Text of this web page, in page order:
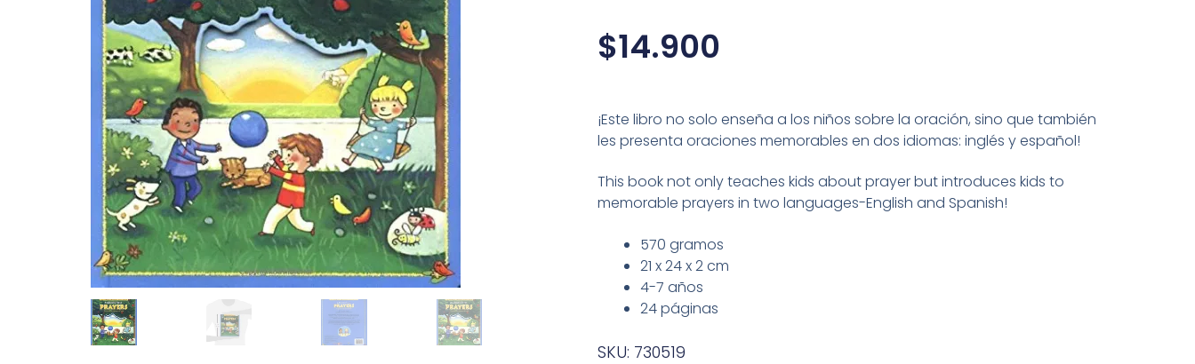
$14.900
¡Este libro no solo enseña a los niños sobre la oración, sino que también
les presenta oraciones memorables en dos idiomas: inglés y español!
This book not only teaches kids about prayer but introduces kids to
memorable prayers in two languages-English and Spanish!
570 gramos
21 x 24 x 2 cm
4-7 años
24 páginas
SKU: 730519